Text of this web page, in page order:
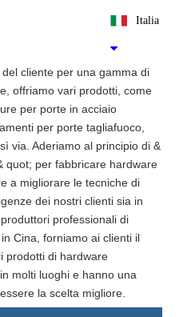
Italia
cliente per una gamma di
offriamo vari prodotti, come
per porte in acciaio
per porte tagliafuoco,
via. Aderiamo al principio di &
quot; per fabbricare hardware
a migliorare le tecniche di
dei nostri clienti sia in
professionali di
Cina, forniamo ai clienti il
prodotti di hardware
molti luoghi e hanno una
la scelta migliore.